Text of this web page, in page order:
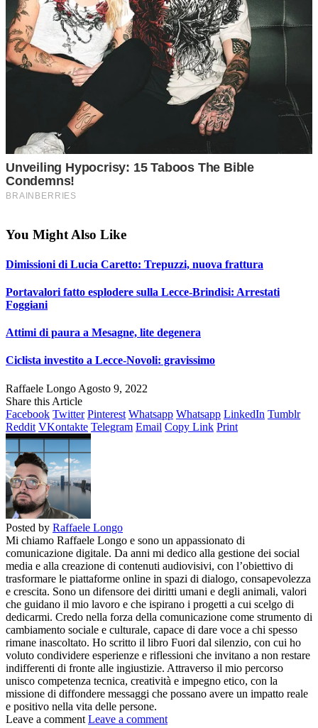
You Might Also Like
Dimissioni di Lucia Caretto: Trepuzzi, nuova frattura
Portavalori fatto esplodere sulla Lecce-Brindisi: Arrestati
Foggiani
Attimi di paura a Mesagne, lite degenera
Ciclista investito a Lecce-Novoli: gravissimo
Raffaele Longo Agosto 9, 2022
Share this Article
Facebook Twitter Pinterest Whatsapp Whatsapp LinkedIn Tumblr
Reddit VKontakte Telegram Email Copy Link Print
Posted by Raffaele Longo
Mi chiamo Raffaele Longo e sono un appassionato di
comunicazione digitale. Da anni mi dedico alla gestione dei social
media e alla creazione di contenuti audiovisivi, con l’obiettivo di
trasformare le piattaforme online in spazi di dialogo, consapevolezza
e crescita. Sono un difensore dei diritti umani e degli animali, valori
che guidano il mio lavoro e che ispirano i progetti a cui scelgo di
dedicarmi. Credo nella forza della comunicazione come strumento di
cambiamento sociale e culturale, capace di dare voce a chi spesso
rimane inascoltato. Ho scritto il libro Fuori dal silenzio, con cui ho
voluto condividere esperienze e riflessioni che invitano a non restare
indifferenti di fronte alle ingiustizie. Attraverso il mio percorso
unisco competenza tecnica, creatività e impegno etico, con la
missione di diffondere messaggi che possano avere un impatto reale
e positivo nella vita delle persone.
Leave a comment Leave a comment